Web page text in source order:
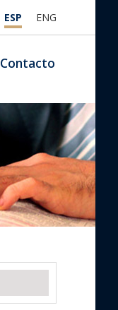
ESP ENG
Contacto